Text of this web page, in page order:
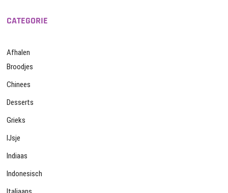
CATEGORIE
Afhalen
Broodjes
Chinees
Desserts
Grieks
IJsje
Indiaas
Indonesisch